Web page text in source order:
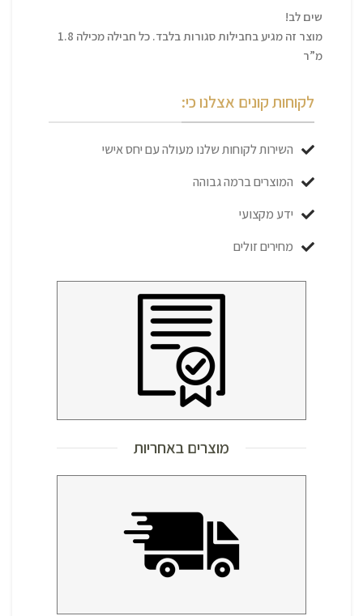
שים לב!
מוצר זה מגיע בחבילות סגורות בלבד. כל חבילה מכילה 1.8
מ”ר
לקוחות קונים אצלנו כי:
השירות לקוחות שלנו מעולה עם יחס אישי
המוצרים ברמה גבוהה
ידע מקצועי
מחירים זולים
מוצרים באחריות